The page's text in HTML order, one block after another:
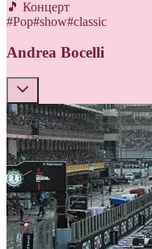
🎵 Концерт
#Pop#show#classic
Andrea Bocelli